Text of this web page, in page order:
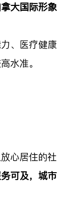
大国际形象
、医疗健康
水准。
心居住的社
可及，城市